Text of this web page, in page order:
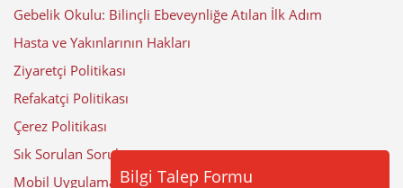
Bilgi Talep Formu
Gebelik Okulu: Bilinçli Ebeveynliğe Atılan İlk Adım
Hasta ve Yakınlarının Hakları
Ziyaretçi Politikası
Refakatçi Politikası
Çerez Politikası
Sık Sorulan Sorular
Mobil Uygulama